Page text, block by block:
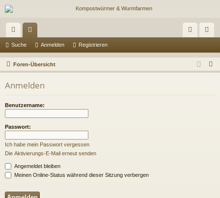
ch
ne
llz
ug
riff
en m
el
ist
rie
Suche Anmelden Registrieren
Foren-Übersicht
u
Anmelden
Benutzername:
Passwort:
Ich habe mein Passwort vergessen
Die Aktivierungs-E-Mail erneut senden
Angemeldet bleiben
Meinen Online-Status während dieser Sitzung verbergen